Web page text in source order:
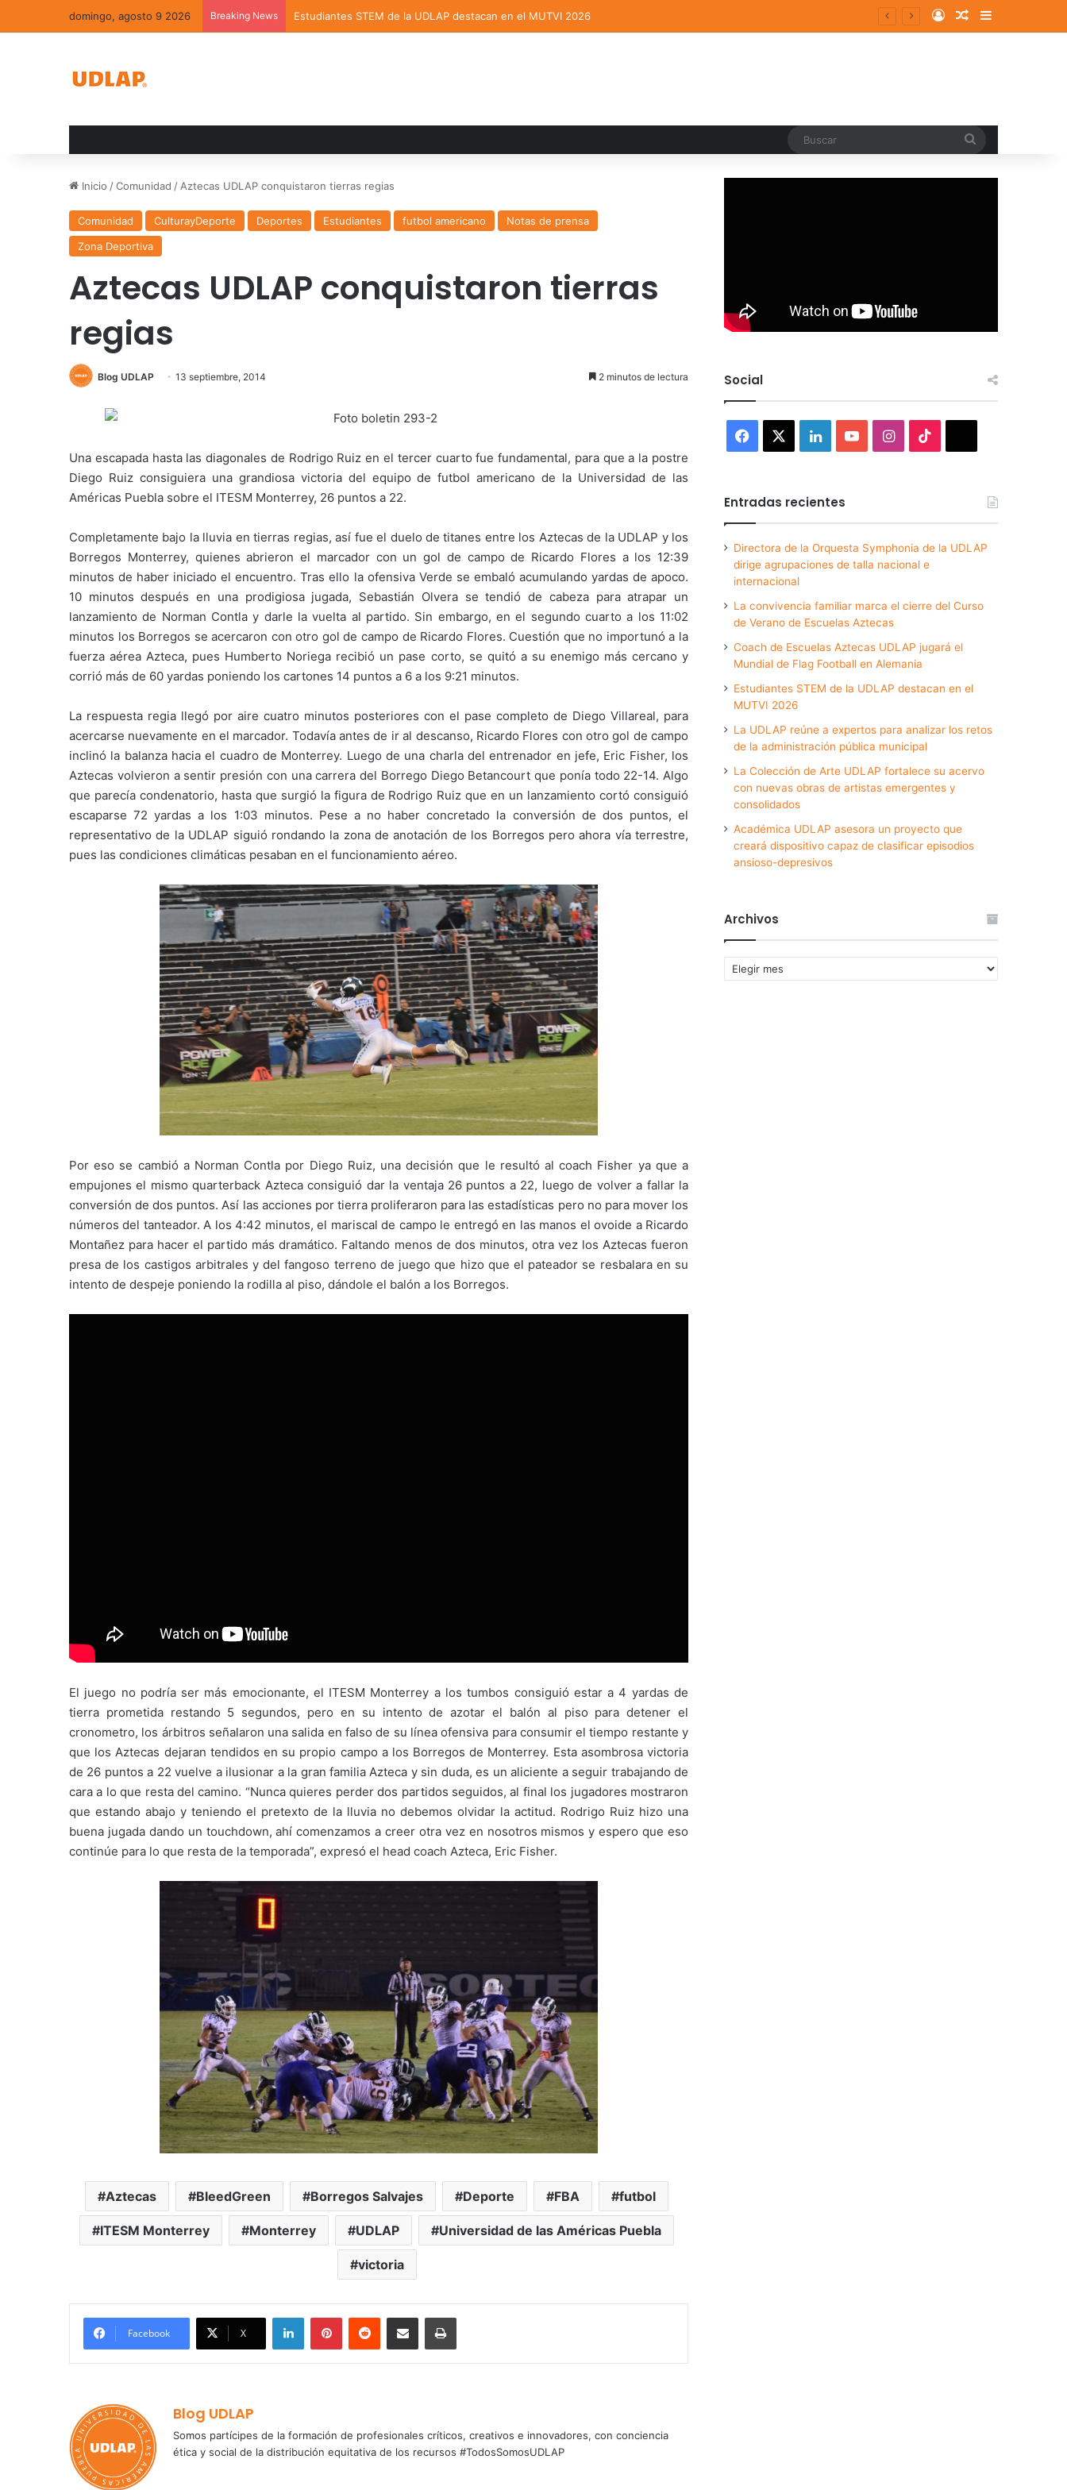
domingo, agosto 9 2026 Breaking News La UDLAP reúne a expertos para analizar los retos de la administración pública municipal Log InRandom Article
Sidebar
Inicio /Comunidad / Aztecas UDLAP conquistaron tierras regias
Comunidad CulturayDeporte Deportes Estudiantes futbol americano
Notas de prensa
Zona Deportiva
Aztecas UDLAP conquistaron tierras
regias
Blog UDLAP 13 septiembre, 2014 2 minutos de lectura
Una escapada hasta las diagonales de Rodrigo Ruiz en el tercer cuarto fue fundamental, para que a la postre
Diego Ruiz consiguiera una grandiosa victoria del equipo de futbol americano de la Universidad de las
Américas Puebla sobre el ITESM Monterrey, 26 puntos a 22.
Completamente bajo la lluvia en tierras regias, así fue el duelo de titanes entre los Aztecas de la UDLAP y los
Borregos Monterrey, quienes abrieron el marcador con un gol de campo de Ricardo Flores a los 12:39
minutos de haber iniciado el encuentro. Tras ello la ofensiva Verde se embaló acumulando yardas de apoco.
10 minutos después en una prodigiosa jugada, Sebastián Olvera se tendió de cabeza para atrapar un
lanzamiento de Norman Contla y darle la vuelta al partido. Sin embargo, en el segundo cuarto a los 11:02
minutos los Borregos se acercaron con otro gol de campo de Ricardo Flores. Cuestión que no importunó a la
fuerza aérea Azteca, pues Humberto Noriega recibió un pase corto, se quitó a su enemigo más cercano y
corrió más de 60 yardas poniendo los cartones 14 puntos a 6 a los 9:21 minutos.
La respuesta regia llegó por aire cuatro minutos posteriores con el pase completo de Diego Villareal, para
acercarse nuevamente en el marcador. Todavía antes de ir al descanso, Ricardo Flores con otro gol de campo
inclinó la balanza hacia el cuadro de Monterrey. Luego de una charla del entrenador en jefe, Eric Fisher, los
Aztecas volvieron a sentir presión con una carrera del Borrego Diego Betancourt que ponía todo 22-14. Algo
que parecía condenatorio, hasta que surgió la figura de Rodrigo Ruiz que en un lanzamiento cortó consiguió
escaparse 72 yardas a los 1:03 minutos. Pese a no haber concretado la conversión de dos puntos, el
representativo de la UDLAP siguió rondando la zona de anotación de los Borregos pero ahora vía terrestre,
pues las condiciones climáticas pesaban en el funcionamiento aéreo.
Por eso se cambió a Norman Contla por Diego Ruiz, una decisión que le resultó al coach Fisher ya que a
empujones el mismo quarterback Azteca consiguió dar la ventaja 26 puntos a 22, luego de volver a fallar la
conversión de dos puntos. Así las acciones por tierra proliferaron para las estadísticas pero no para mover los
números del tanteador. A los 4:42 minutos, el mariscal de campo le entregó en las manos el ovoide a Ricardo
Montañez para hacer el partido más dramático. Faltando menos de dos minutos, otra vez los Aztecas fueron
presa de los castigos arbitrales y del fangoso terreno de juego que hizo que el pateador se resbalara en su
intento de despeje poniendo la rodilla al piso, dándole el balón a los Borregos.
El juego no podría ser más emocionante, el ITESM Monterrey a los tumbos consiguió estar a 4 yardas de
tierra prometida restando 5 segundos, pero en su intento de azotar el balón al piso para detener el
cronometro, los árbitros señalaron una salida en falso de su línea ofensiva para consumir el tiempo restante y
que los Aztecas dejaran tendidos en su propio campo a los Borregos de Monterrey. Esta asombrosa victoria
de 26 puntos a 22 vuelve a ilusionar a la gran familia Azteca y sin duda, es un aliciente a seguir trabajando de
cara a lo que resta del camino. “Nunca quieres perder dos partidos seguidos, al final los jugadores mostraron
que estando abajo y teniendo el pretexto de la lluvia no debemos olvidar la actitud. Rodrigo Ruiz hizo una
buena jugada dando un touchdown, ahí comenzamos a creer otra vez en nosotros mismos y espero que eso
continúe para lo que resta de la temporada”, expresó el head coach Azteca, Eric Fisher.
Aztecas BleedGreen Borregos Salvajes Deporte FBA futbol
ITESM Monterrey Monterrey UDLAP Universidad de las Américas Puebla
victoria
Facebook X
LinkedInPinterestReddit Share via Email Print
Blog UDLAP
Somos partícipes de la formación de profesionales críticos, creativos e innovadores, con conciencia
ética y social de la distribución equitativa de los recursos #TodosSomosUDLAP
Social
Facebook LinkedInYouTubeInstagram
Entradas recientes
Directora de la Orquesta Symphonia de la UDLAP
dirige agrupaciones de talla nacional e
internacional
La convivencia familiar marca el cierre del Curso
de Verano de Escuelas Aztecas
Coach de Escuelas Aztecas UDLAP jugará el
Mundial de Flag Football en Alemania
Estudiantes STEM de la UDLAP destacan en el
MUTVI 2026
La UDLAP reúne a expertos para analizar los retos
de la administración pública municipal
La Colección de Arte UDLAP fortalece su acervo
con nuevas obras de artistas emergentes y
consolidados
Académica UDLAP asesora un proyecto que
creará dispositivo capaz de clasificar episodios
ansioso-depresivos
Archivos
Archivos